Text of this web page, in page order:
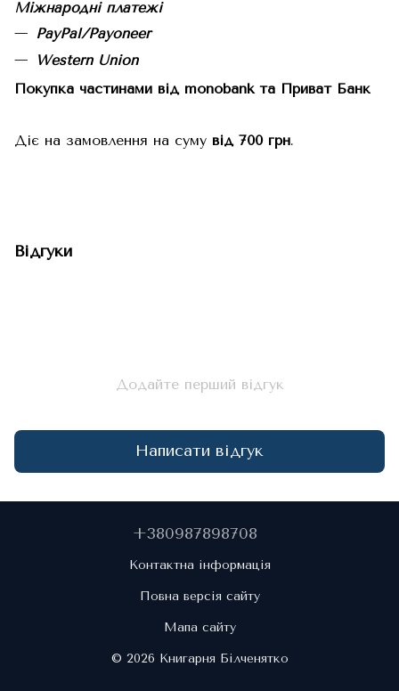
Міжнародні платежі
PayPal/Payoneer
Western Union
Покупка частинами від monobank та Приват Банк
Діє на замовлення на суму від 700 грн.
Відгуки
Додайте перший відгук
Написати відгук
+380987898708
Контактна інформація
Повна версія сайту
Мапа сайту
© 2026 Книгарня Білченятко